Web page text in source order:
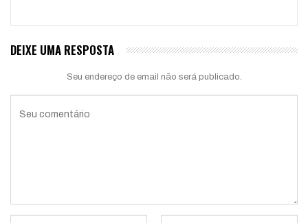
DEIXE UMA RESPOSTA
Seu endereço de email não será publicado.